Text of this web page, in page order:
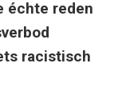
échte reden
racistisch